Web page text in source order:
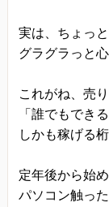
・ご注文さ
要な業務
・新商品の
れる情報の提
・業務遂行
サービス向
・各種のお
実は、ちょっ
グラグラっと
これがね、売
「誰でもでき
しかも稼げる
定年後から始
パソコン触っ